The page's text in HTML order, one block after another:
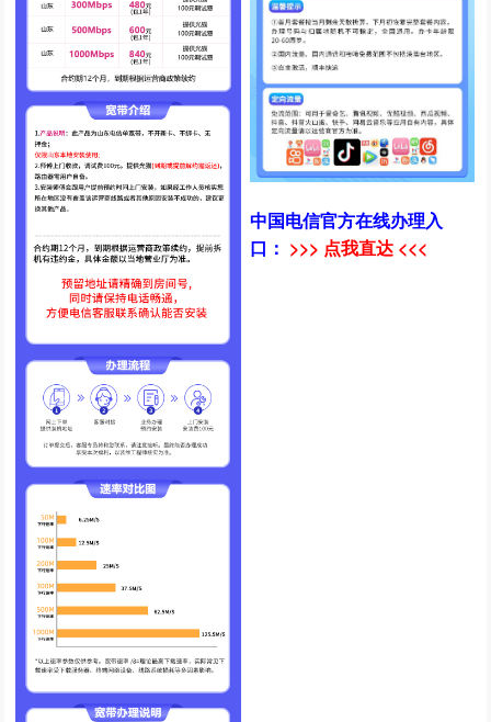
中国电信官方在线办理入
口： >>> 点我直达 <<<